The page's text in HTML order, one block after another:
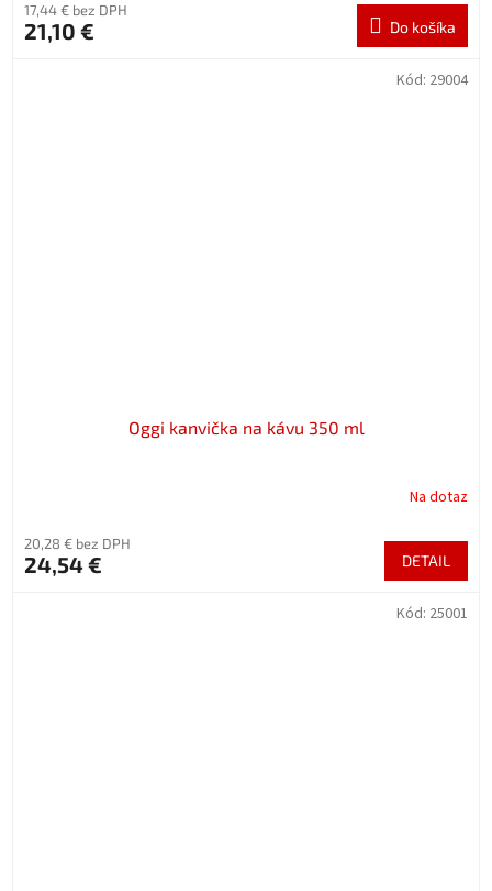
17,44 € bez DPH
21,10 € Do košíka
Oggi kanvička na kávu 350 ml
Na dotaz
20,28 € bez DPH
24,54 € DETAIL
Kód: 29004
Kód: 25001